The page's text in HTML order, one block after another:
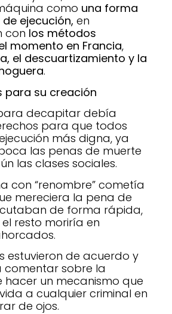
como una forma
ejecución, en
con los métodos
momento en Francia,
el descuartizamiento y la
.
para su creación
decapitar debía
para que todos
más digna, ya
las penas de muerte
las clases sociales.
con “renombre” cometía
mereciera la pena de
de forma rápida,
resto moriría en
estuvieron de acuerdo y
comentar sobre la
hacer un mecanismo que
a cualquier criminal en
de ojos.